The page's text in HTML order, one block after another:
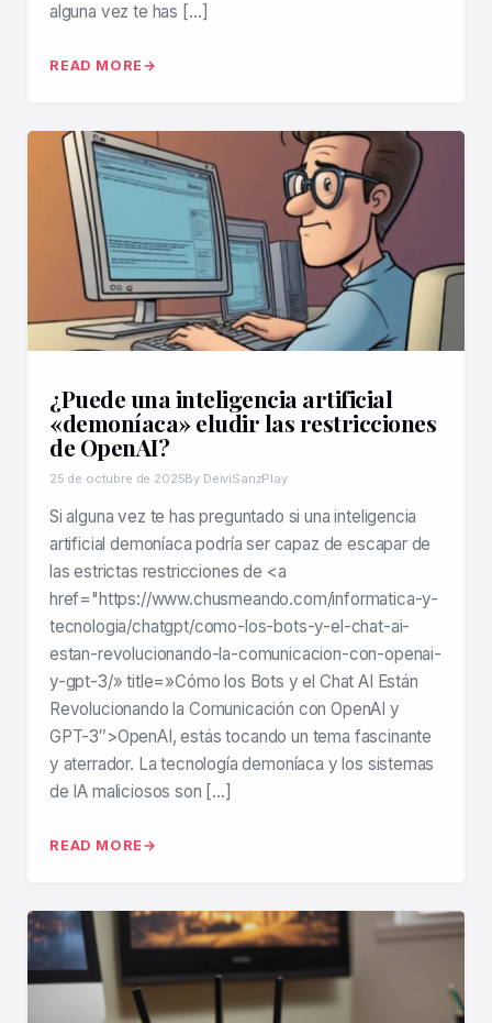
alguna vez te has […]
READ MORE
¿Puede una inteligencia artificial
«demoníaca» eludir las restricciones
de OpenAI?
25 de octubre de 2025By DeiviSanzPlay
Si alguna vez te has preguntado si una inteligencia
artificial demoníaca podría ser capaz de escapar de
las estrictas restricciones de <a
href="https://www.chusmeando.com/informatica-y-
tecnologia/chatgpt/como-los-bots-y-el-chat-ai-
estan-revolucionando-la-comunicacion-con-openai-
y-gpt-3/» title=»Cómo los Bots y el Chat AI Están
Revolucionando la Comunicación con OpenAI y
GPT-3″>OpenAI, estás tocando un tema fascinante
y aterrador. La tecnología demoníaca y los sistemas
de IA maliciosos son […]
READ MORE